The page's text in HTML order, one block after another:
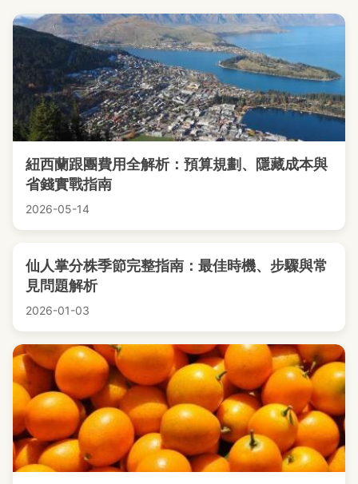
紐西蘭跟團費用全解析：預算規劃、隱藏成本與
省錢實戰指南
2026-05-14
仙人掌分株季節完整指南：最佳時機、步驟與常
見問題解析
2026-01-03